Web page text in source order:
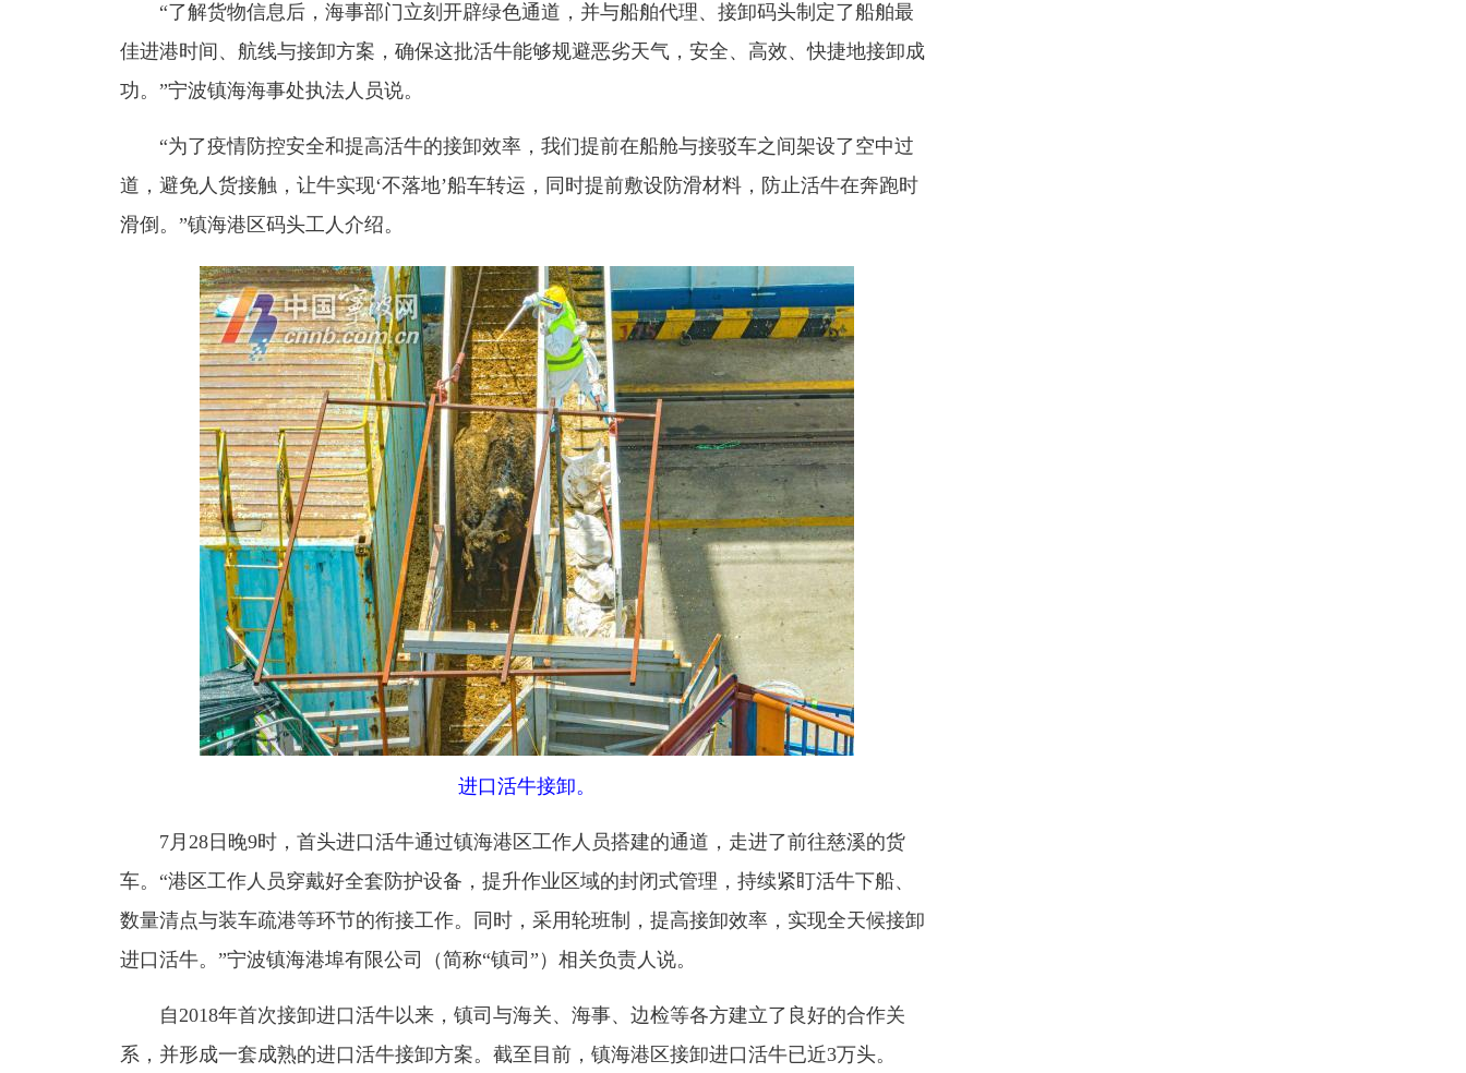
“了解货物信息后，海事部门立刻开辟绿色通道，并与船舶代理、接卸码头制定了船舶最
佳进港时间、航线与接卸方案，确保这批活牛能够规避恶劣天气，安全、高效、快捷地接卸成
功。”宁波镇海海事处执法人员说。
“为了疫情防控安全和提高活牛的接卸效率，我们提前在船舱与接驳车之间架设了空中过
道，避免人货接触，让牛实现‘不落地’船车转运，同时提前敷设防滑材料，防止活牛在奔跑时
滑倒。”镇海港区码头工人介绍。
进口活牛接卸。
7月28日晚9时，首头进口活牛通过镇海港区工作人员搭建的通道，走进了前往慈溪的货
车。“港区工作人员穿戴好全套防护设备，提升作业区域的封闭式管理，持续紧盯活牛下船、
数量清点与装车疏港等环节的衔接工作。同时，采用轮班制，提高接卸效率，实现全天候接卸
进口活牛。”宁波镇海港埠有限公司（简称“镇司”）相关负责人说。
自2018年首次接卸进口活牛以来，镇司与海关、海事、边检等各方建立了良好的合作关
系，并形成一套成熟的进口活牛接卸方案。截至目前，镇海港区接卸进口活牛已近3万头。